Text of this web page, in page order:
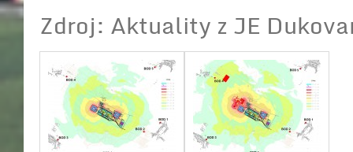
Zdroj: Aktuality z JE